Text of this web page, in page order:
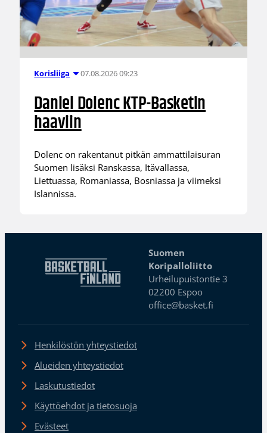
Korisliiga 07.08.2026 09:23
Daniel Dolenc KTP-Basketin
haaviin
Dolenc on rakentanut pitkän ammattilaisuran
Suomen lisäksi Ranskassa, Itävallassa,
Liettuassa, Romaniassa, Bosniassa ja viimeksi
Islannissa.
Suomen
Koripalloliitto
Urheilupuistontie 3
02200 Espoo
office@basket.fi
Henkilöstön yhteystiedot
Alueiden yhteystiedot
Laskutustiedot
Käyttöehdot ja tietosuoja
Evästeet